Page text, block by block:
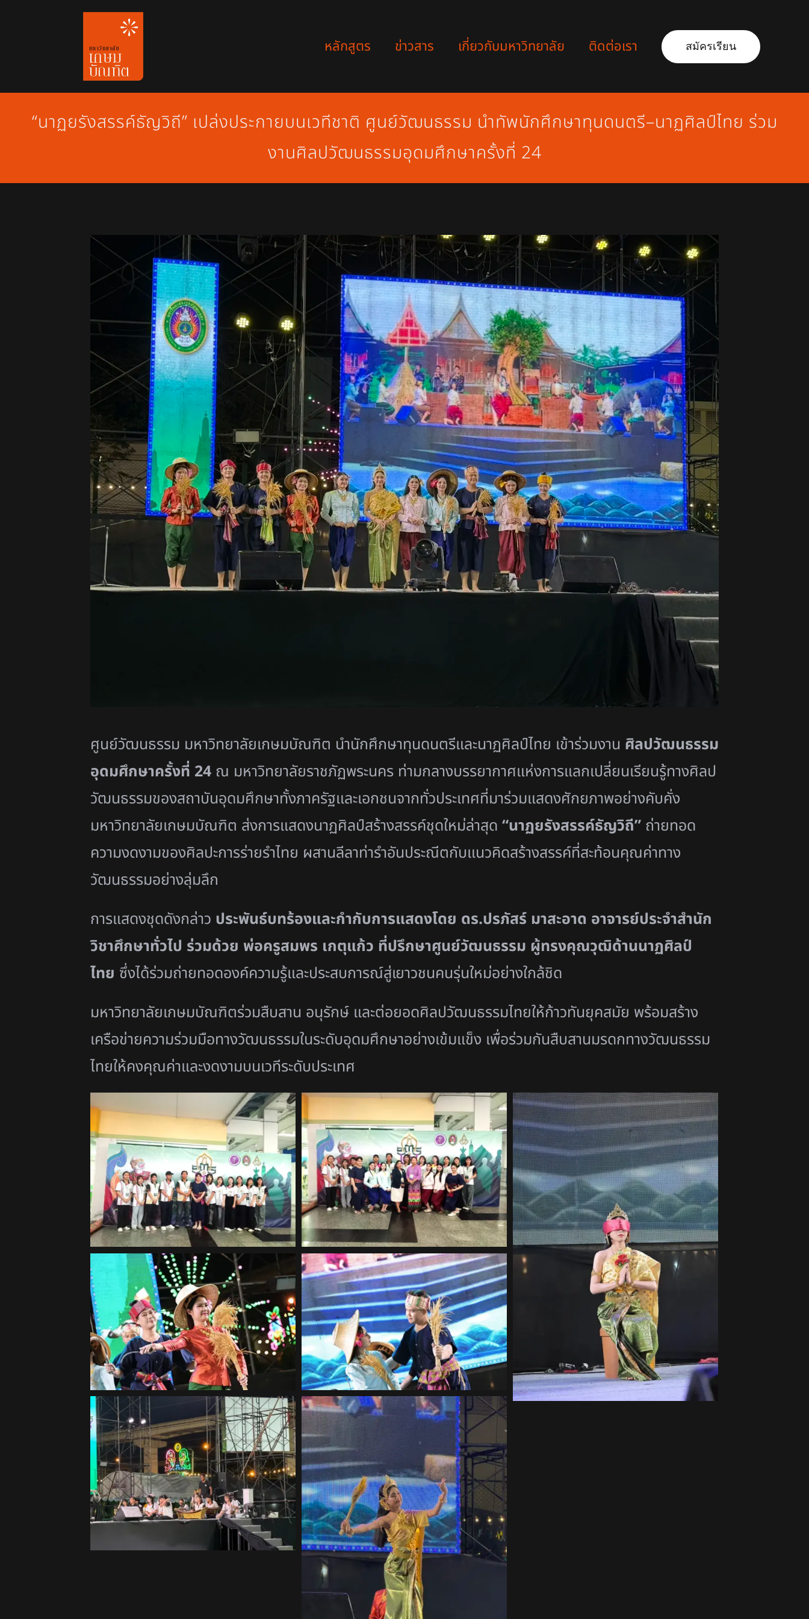
หลักสูตร ข่าวสาร เกี่ยวกับมหาวิทยาลัย ติดต่อเรา สมัครเรียน
“นาฏยรังสรรค์ธัญวิถี” เปล่งประกายบนเวทีชาติ ศูนย์วัฒนธรรม นำทัพนักศึกษาทุนดนตรี–นาฏศิลป์ไทย ร่วม
งานศิลปวัฒนธรรมอุดมศึกษาครั้งที่ 24
ศูนย์วัฒนธรรม มหาวิทยาลัยเกษมบัณฑิต นำนักศึกษาทุนดนตรีและนาฏศิลป์ไทย เข้าร่วมงาน ศิลปวัฒนธรรม
อุดมศึกษาครั้งที่ 24ณ มหาวิทยาลัยราชภัฏพระนคร ท่ามกลางบรรยากาศแห่งการแลกเปลี่ยนเรียนรู้ทางศิลป
วัฒนธรรมของสถาบันอุดมศึกษาทั้งภาครัฐและเอกชนจากทั่วประเทศที่มาร่วมแสดงศักยภาพอย่างคับคั่ง
มหาวิทยาลัยเกษมบัณฑิต ส่งการแสดงนาฏศิลป์สร้างสรรค์ชุดใหม่ล่าสุด “นาฏยรังสรรค์ธัญวิถี”ถ่ายทอด
ความงดงามของศิลปะการร่ายรำไทย ผสานลีลาท่ารำอันประณีตกับแนวคิดสร้างสรรค์ที่สะท้อนคุณค่าทาง
วัฒนธรรมอย่างลุ่มลึก
การแสดงชุดดังกล่าว ประพันธ์บทร้องและกำกับการแสดงโดย ดร.ปรภัสร์ มาสะอาด อาจารย์ประจำสำนัก
วิชาศึกษาทั่วไป ร่วมด้วย พ่อครูสมพร เกตุแก้ว ที่ปรึกษาศูนย์วัฒนธรรม ผู้ทรงคุณวุฒิด้านนาฏศิลป์
ไทย ซึ่งได้ร่วมถ่ายทอดองค์ความรู้และประสบการณ์สู่เยาวชนคนรุ่นใหม่อย่างใกล้ชิด
มหาวิทยาลัยเกษมบัณฑิตร่วมสืบสาน อนุรักษ์ และต่อยอดศิลปวัฒนธรรมไทยให้ก้าวทันยุคสมัย พร้อมสร้าง
เครือข่ายความร่วมมือทางวัฒนธรรมในระดับอุดมศึกษาอย่างเข้มแข็ง เพื่อร่วมกันสืบสานมรดกทางวัฒนธรรม
ไทยให้คงคุณค่าและงดงามบนเวทีระดับประเทศ